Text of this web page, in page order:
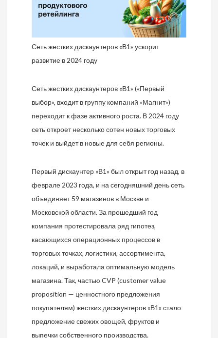
Сеть жестких дискаунтеров «В1» ускорит
развитие в 2024 году
Сеть жестких дискаунтеров «В1» («Первый
выбор», входит в группу компаний «Магнит»)
переходит к фазе активного роста. В 2024 году
сеть откроет несколько сотен новых торговых
точек и выйдет в новые для себя регионы.
Первый дискаунтер «В1» был открыт год назад, в
феврале 2023 года, и на сегодняшний день сеть
объединяет 59 магазинов в Москве и
Московской области. За прошедший год
компания протестировала ряд гипотез,
касающихся операционных процессов в
торговых точках, логистики, ассортимента,
локаций, и выработала оптимальную модель
магазина. Так, частью CVP (customer value
proposition — ценностного предложения
покупателям) жестких дискаунтеров «В1» стало
предложение свежих овощей, фруктов и
выпечки собственного производства.